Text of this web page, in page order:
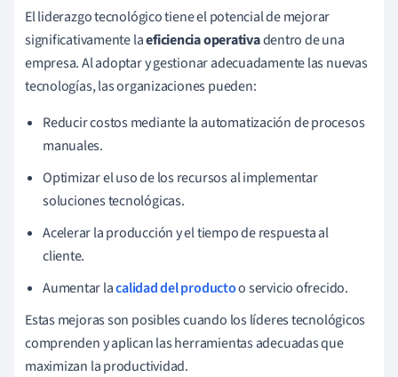
El liderazgo tecnológico tiene el potencial de mejorar
significativamente laeficiencia operativadentro de una
empresa. Al adoptar y gestionar adecuadamente las nuevas
tecnologías, las organizaciones pueden:
Reducir costos mediante la automatización de procesos
manuales.
Optimizar el uso de los recursos al implementar
soluciones tecnológicas.
Acelerar la producción y el tiempo de respuesta al
cliente.
Aumentar lacalidad del productoo servicio ofrecido.
Estas mejoras son posibles cuando los líderes tecnológicos
comprenden y aplican las herramientas adecuadas que
maximizan la productividad.